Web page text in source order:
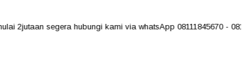
segera hubungi kami via whatsApp 08111845670 -